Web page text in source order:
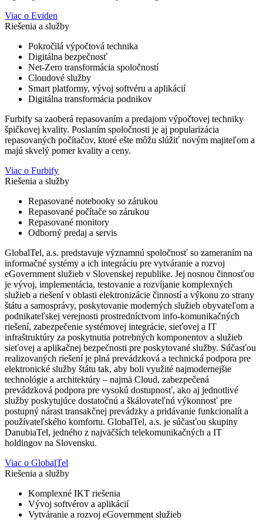
Viac o Eviden
Riešenia a služby
Pokročilá výpočtová technika
Digitálna bezpečnosť
Net-Zero transformácia spoločností
Cloudové služby
Smart platformy, vývoj softvéru a aplikácií
Digitálna transformácia podnikov
Furbify sa zaoberá repasovaním a predajom výpočtovej techniky
špičkovej kvality. Poslaním spoločnosti je aj popularizácia
repasovaných počítačov, ktoré ešte môžu slúžiť novým majiteľom a
majú skvelý pomer kvality a ceny.
Viac o Furbify
Riešenia a služby
Repasované notebooky so zárukou
Repasované počítače so zárukou
Repasované monitory
Odborný predaj a servis
GlobalTel, a.s. predstavuje významnú spoločnosť so zameraním na
informačné systémy a ich integráciu pre vytváranie a rozvoj
eGovernment služieb v Slovenskej republike. Jej nosnou činnosťou
je vývoj, implementácia, testovanie a rozvíjanie komplexných
služieb a riešení v oblasti elektronizácie činností a výkonu zo strany
štátu a samosprávy, poskytovanie moderných služieb obyvateľom a
podnikateľskej verejnosti prostredníctvom info-komunikačných
riešení, zabezpečenie systémovej integrácie, sieťovej a IT
infraštruktúry za poskytnutia potrebných komponentov a služieb
sieťovej a aplikačnej bezpečnosti pre poskytované služby. Súčasťou
realizovaných riešení je plná prevádzková a technická podpora pre
elektronické služby štátu tak, aby boli využité najmodernejšie
technológie a architektúry – najmä Cloud, zabezpečená
prevádzková podpora pre vysokú dostupnosť, ako aj jednotlivé
služby poskytujúce dostatočnú a škálovateľnú výkonnosť pre
postupný nárast transakčnej prevádzky a pridávanie funkcionalít a
používateľského komfortu. GlobalTel, a.s. je súčasťou skupiny
DanubiaTel, jedného z najväčších telekomunikačných a IT
holdingov na Slovensku.
Viac o GlobalTel
Riešenia a služby
Komplexné IKT riešenia
Vývoj softvérov a aplikácií
Vytváranie a rozvoj eGovernment služieb